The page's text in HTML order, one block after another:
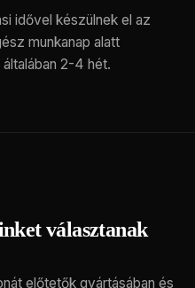
idővel készülnek el az
munkanap alatt
2-4 hét.
választanak
előtetők gyártásában és